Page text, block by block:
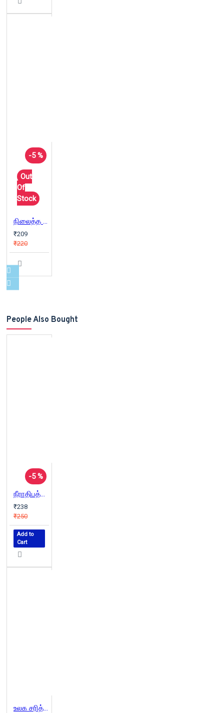
-5 %
Out
Of
Stock
நிலைத்த பொருளாதாரம்
₹209
₹220
People Also Bought
-5 %
நீராதிபத்தியம்
₹238
₹250
Add to
Cart
உலக சரித்திரம் (2 parts) | GLIMPSES OF WORLD HISTORY